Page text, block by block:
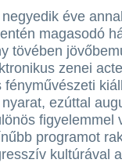
éve
magasodó
tövében
zenei
fényművészeti
ezúttal
figyelemmel
programot
kultúrával